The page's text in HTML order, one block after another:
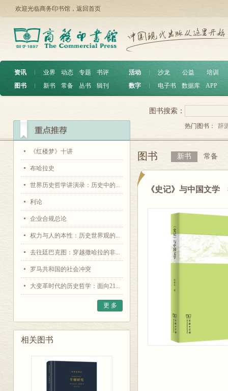
欢迎光临商务印书馆， 返回首页
资讯 ︱ 业界 动态 专题
书评
图书
︱ 新书 常备 丛书 辑刊
活动 沙龙 公益
培训
数字
电子书 数据库 APP
《红楼梦》十讲
布哈拉史
世界历史哲学讲演录：历史中的...
利论
企业合规总论
权力与人的本性：历史世界观的...
去往廷巴克图：穿越撒哈拉的非...
罗马共和国的社会冲突
大变革时代的历史哲学：面向21...
更 多
相关图书
图书搜索：
热门图书： 辞
图书 新书 常备
《史记》与中国文学